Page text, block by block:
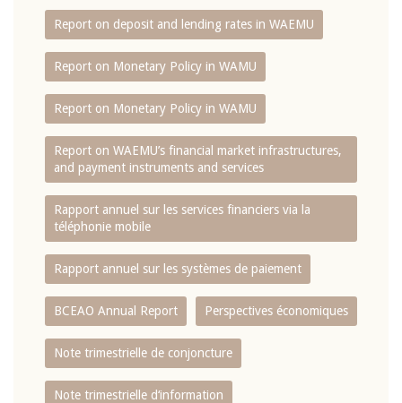
Report on deposit and lending rates in WAEMU
Report on Monetary Policy in WAMU
Report on Monetary Policy in WAMU
Report on WAEMU’s financial market infrastructures,
and payment instruments and services
Rapport annuel sur les services financiers via la
téléphonie mobile
Rapport annuel sur les systèmes de paiement
BCEAO Annual Report Perspectives économiques
Note trimestrielle de conjoncture
Note trimestrielle d‘information